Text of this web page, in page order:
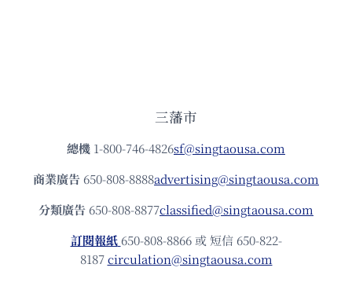
三藩市
總機 1-800-746-4826sf@singtaousa.com
商業廣告 650-808-8888advertising@singtaousa.com
分類廣告 650-808-8877classified@singtaousa.com
訂閱報紙 650-808-8866 或 短信 650-822-
8187circulation@singtaousa.com